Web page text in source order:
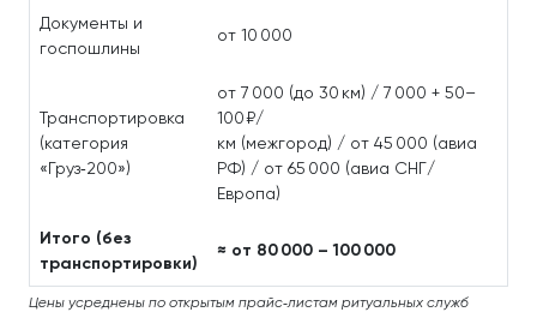
Документы и
госпошлины
от 10 000
Транспортировка
(категория
«Груз‑200»)
от 7 000 (до 30 км) / 7 000 + 50–
100 ₽/
км (межгород) / от 45 000 (авиа
РФ) / от 65 000 (авиа СНГ/
Европа)
Итого (без
транспортировки)
≈ от 80 000 – 100 000
Цены усреднены по открытым прайс‑листам ритуальных служб